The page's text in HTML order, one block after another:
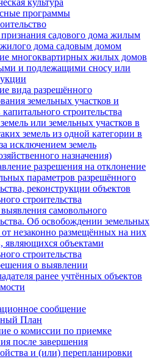
культура
программы
садового дома жилым
дома садовым домом
многоквартирных жилых домов
и подлежащими сносу или
вида разрешённого
земельных участков и
строительства
или земельных участков в
земель из одной категории в
исключением земель
назначения)
разрешения на отклонение
параметров разрешённого
реконструкции объектов
строительства
самовольного
Об освобождении земельных
от незаконно размещённых на них
являющихся объектами
строительства
о выявлении
ранее учтённых объектов
сообщение
План
о комиссии по приемке
после завершения
и (или) перепланировки